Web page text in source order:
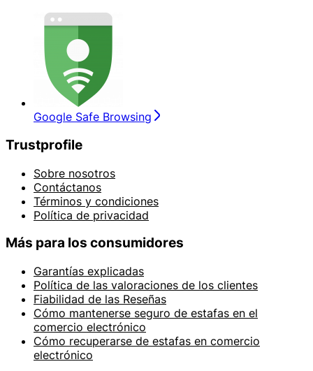
Google Safe Browsing
Trustprofile
Sobre nosotros
Contáctanos
Términos y condiciones
Política de privacidad
Más para los consumidores
Garantías explicadas
Política de las valoraciones de los clientes
Fiabilidad de las Reseñas
Cómo mantenerse seguro de estafas en el
comercio electrónico
Cómo recuperarse de estafas en comercio
electrónico